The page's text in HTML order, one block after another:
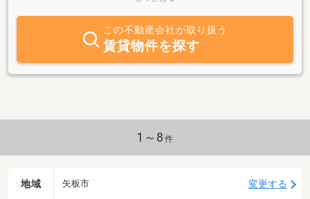
市のアパート・マンションはぜひ、当社へご相談ください。大田原
市(中央2丁目16-14 TEL0287-22-7211）にも支店がございますの
で、お近くの店舗へお問い合わせください。
この不動産会社が取り扱う
賃貸物件を探す
1～8 件
地域 矢板市 変更する